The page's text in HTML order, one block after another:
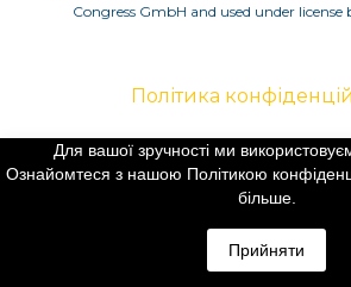
Congress GmbH and used under license
Політика
Для вашої зручності ми
Ознайомтеся з нашою Політикою
більше.
Прийняти